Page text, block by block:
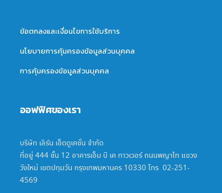
ข้อตกลงและเงื่อนไขการใช้บริการ
นโยบายการคุ้มครองข้อมูลส่วนบุคคล
การคุ้มครองข้อมูลส่วนบุคคล
ออฟฟิศของเรา
บริษัท เลิร์น เอ็ดดูเคชั่น จำกัด
ที่อยู่ 444 ชั้น 12 อาคารเอ็ม บี เค ทาวเวอร์ ถนนพญาไท แขวง
วังใหม่ เขตปทุมวัน กรุงเทพมหานคร 10330 โทร 02-251-
4569